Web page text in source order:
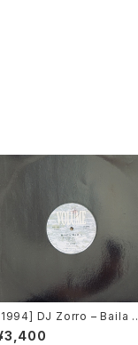
DJ Zorro – Baila B
[Volume]